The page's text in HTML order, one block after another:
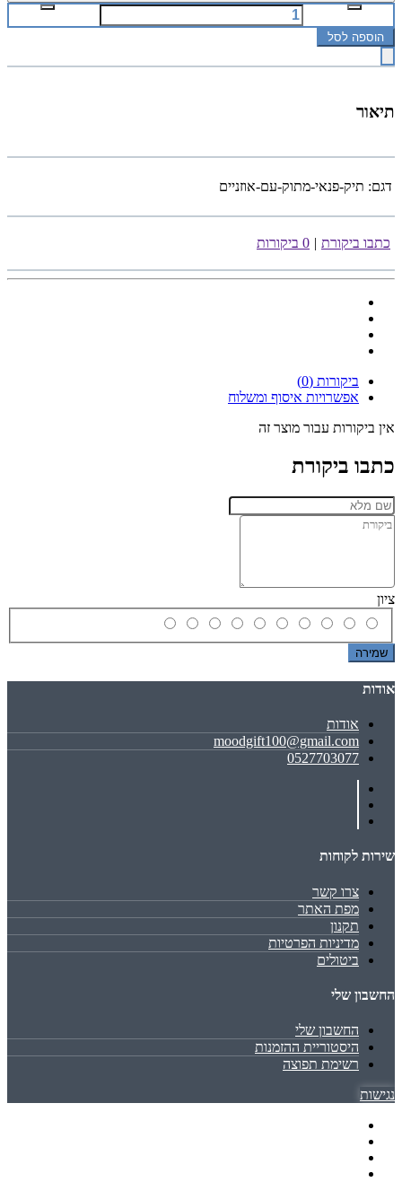
הוספה לסל
תיאור
דגם: תיק-פנאי-מתוק-עם-אוזניים
כתבו ביקורת | 0 ביקורות
ביקורות (0)
אפשרויות איסוף ומשלוח
אין ביקורות עבור מוצר זה
כתבו ביקורת
ציון
שמירה
אודות
אודות
moodgift100@gmail.com
0527703077
שירות לקוחות
צרו קשר
מפת האתר
תקנון
מדיניות הפרטיות
ביטולים
החשבון שלי
החשבון שלי
היסטוריית ההזמנות
רשימת תפוצה
נגישות